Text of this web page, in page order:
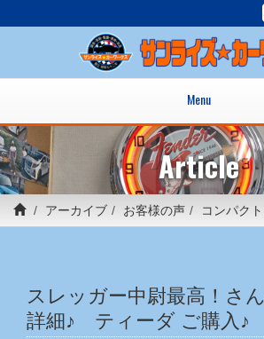
Menu
Article
アーカイブ お客様の声 コンパク
スレッガー中尉最高！さ
詳細♪ ティーダ ご購入♪